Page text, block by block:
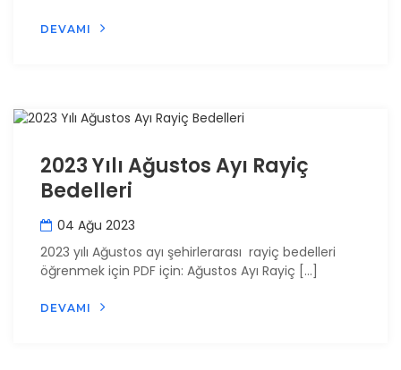
DEVAMI
2023 Yılı Ağustos Ayı Rayiç
Bedelleri
04 Ağu 2023
2023 yılı Ağustos ayı şehirlerarası rayiç bedelleri
öğrenmek için PDF için: Ağustos Ayı Rayiç […]
DEVAMI